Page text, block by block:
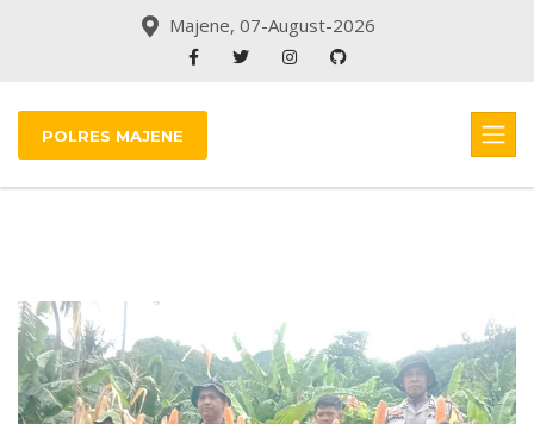
Majene, 07-August-2026
POLRES MAJENE